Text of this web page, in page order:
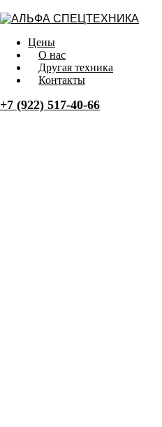
Цены
О нас
Другая техника
Контакты
+7 (922) 517-40-66